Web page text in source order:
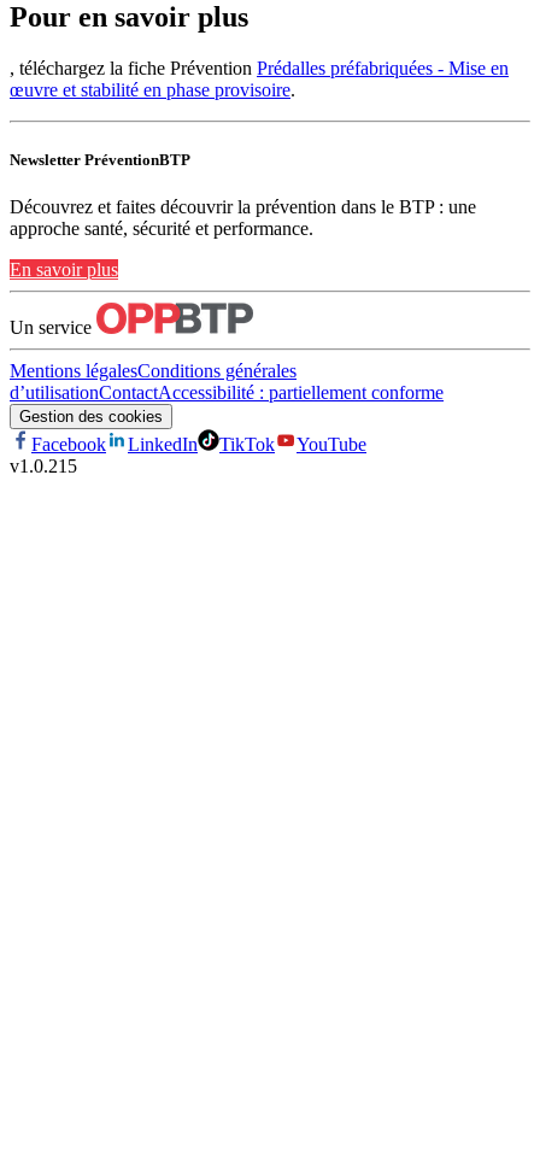
Pour en savoir plus
, téléchargez la fiche Prévention Prédalles préfabriquées - Mise en
œuvre et stabilité en phase provisoire.
Newsletter PréventionBTP
Découvrez et faites découvrir la prévention dans le BTP : une
approche santé, sécurité et performance.
En savoir plus
Un service
Mentions légalesConditions générales
d’utilisationContactAccessibilité : partiellement conforme
Gestion des cookies
Facebook LinkedIn TikTok
YouTube
v1.0.215